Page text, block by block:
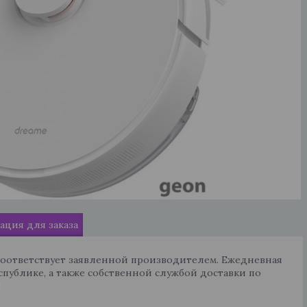
для заказа
заявленной производителем. Ежедневная
а также собственной службой доставки по